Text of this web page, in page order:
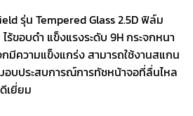
รุ่น Tempered Glass 2.5D ฟิล์ม
ขอบดำ แข็งแรงระดับ 9H กระจกหนา
มีความแข็งแกร่ง สามารถใช้งานสแกน
บประสบการณ์การทัชหน้าจอที่ลื่นไหล
เยี่ยม